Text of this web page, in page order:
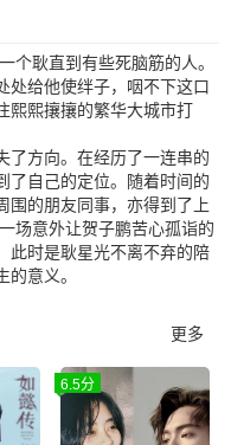
个耿直到有些死脑筋的人。
处给他使绊子，咽不下这口
熙熙攘攘的繁华大城市打
了方向。在经历了一连串的
了自己的定位。随着时间的
围的朋友同事，亦得到了上
场意外让贺子鹏苦心孤诣的
此时是耿星光不离不弃的陪
意义。
更多
6.5分